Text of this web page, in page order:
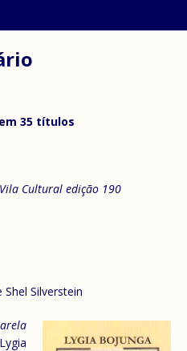
35 títulos
Cultural edição 190
Silverstein